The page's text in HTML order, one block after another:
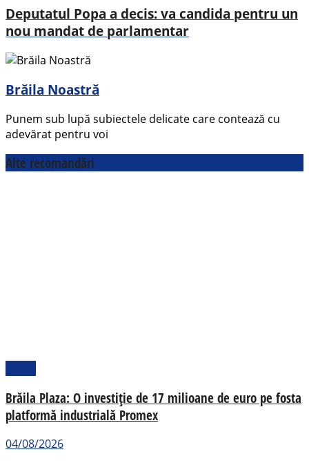
Deputatul Popa a decis: va candida pentru un
nou mandat de parlamentar
Brăila Noastră
Punem sub lupă subiectele delicate care contează cu
adevărat pentru voi
Alte recomandări
Brăila Plaza: O investiție de 17 milioane de euro pe fosta
platformă industrială Promex
04/08/2026